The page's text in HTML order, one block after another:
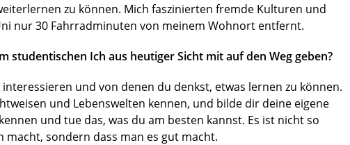
zu können. Mich faszinierten fremde Kulturen und
nur 30 Fahrradminuten von meinem Wohnort entfernt.
studentischen Ich aus heutiger Sicht mit auf den Weg geben?
und von denen du denkst, etwas lernen zu können.
und Lebenswelten kennen, und bilde dir deine eigene
und tue das, was du am besten kannst. Es ist nicht so
macht, sondern dass man es gut macht.